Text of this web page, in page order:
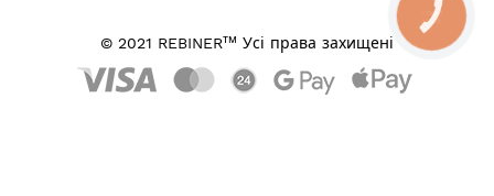
© 2021 REBINERтм Усі права захищені
КНОПКА
ЗВ'ЯЗКУ